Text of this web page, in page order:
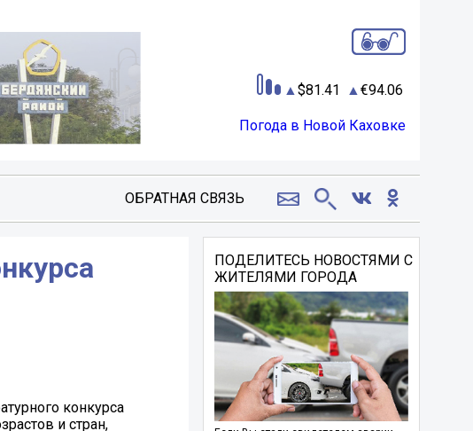
81.41 94.06
Погода в Новой Каховке
ОБРАТНАЯ СВЯЗЬ
конкурса
и стран,
ПОДЕЛИТЕСЬ НОВОСТЯМИ С
ЖИТЕЛЯМИ ГОРОДА